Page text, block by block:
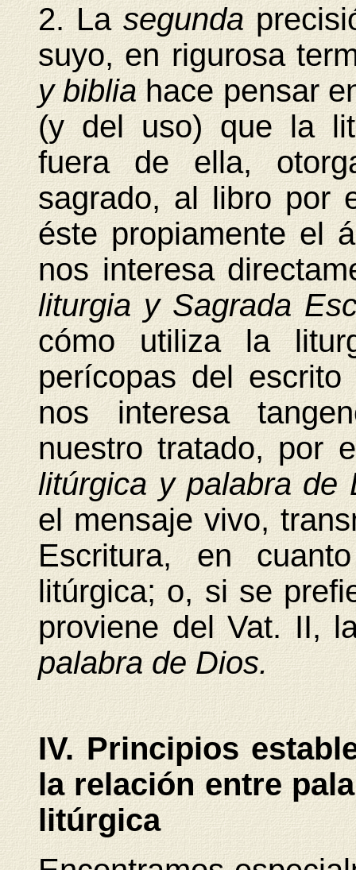
2. La segunda
suyo, en rigurosa
y bibliahace pensar
(y del uso) que la
fuera de ella,
sagrado, al libro por
éste propiamente el
nos interesa
liturgia y Sagrada
cómo utiliza la
perícopas del
nos interesa
nuestro tratado, por
litúrgica y palabra
el mensaje vivo,
Escritura, en
litúrgica; o, si se
proviene del Vat. II,
palabra de Dios.
IV. Principios
la relación entre
litúrgica